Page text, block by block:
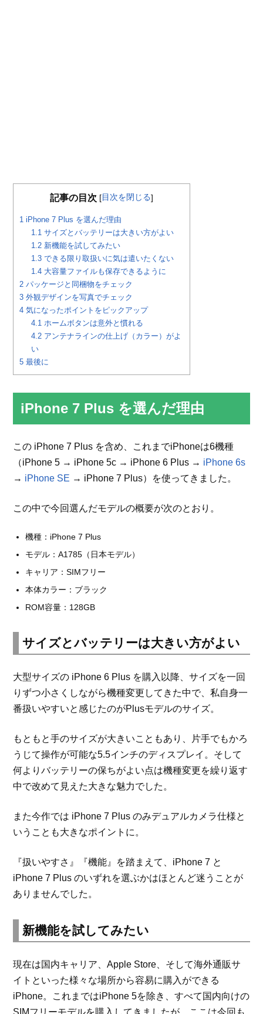
記事の目次 [目次を閉じる]
1 iPhone 7 Plus を選んだ理由
1.1 サイズとバッテリーは大きい方がよい
1.2 新機能を試してみたい
1.3 できる限り取扱いに気は遣いたくない
1.4 大容量ファイルも保存できるように
2 パッケージと同梱物をチェック
3 外観デザインを写真でチェック
4 気になったポイントをピックアップ
4.1 ホームボタンは意外と慣れる
4.2 アンテナラインの仕上げ（カラー）がよ
い
5 最後に
iPhone 7 Plus を選んだ理由
この iPhone 7 Plus を含め、これまでiPhoneは6機種
（iPhone 5 → iPhone 5c → iPhone 6 Plus → iPhone 6s
→ iPhone SE → iPhone 7 Plus）を使ってきました。
この中で今回選んだモデルの概要が次のとおり。
機種：iPhone 7 Plus
モデル：A1785（日本モデル）
キャリア：SIMフリー
本体カラー：ブラック
ROM容量：128GB
サイズとバッテリーは大きい方がよい
大型サイズの iPhone 6 Plus を購入以降、サイズを一回
りずつ小さくしながら機種変更してきた中で、私自身一
番扱いやすいと感じたのがPlusモデルのサイズ。
もともと手のサイズが大きいこともあり、片手でもかろ
うじて操作が可能な5.5インチのディスプレイ。そして
何よりバッテリーの保ちがよい点は機種変更を繰り返す
中で改めて見えた大きな魅力でした。
また今作では iPhone 7 Plus のみデュアルカメラ仕様と
いうことも大きなポイントに。
『扱いやすさ』『機能』を踏まえて、iPhone 7 と
iPhone 7 Plus のいずれを選ぶかはほとんど迷うことが
ありませんでした。
新機能を試してみたい
現在は国内キャリア、Apple Store、そして海外通販サ
イトといった様々な場所から容易に購入ができる
iPhone。これまではiPhone 5を除き、すべて国内向けの
SIMフリーモデルを購入してきましたが、ここは今回も